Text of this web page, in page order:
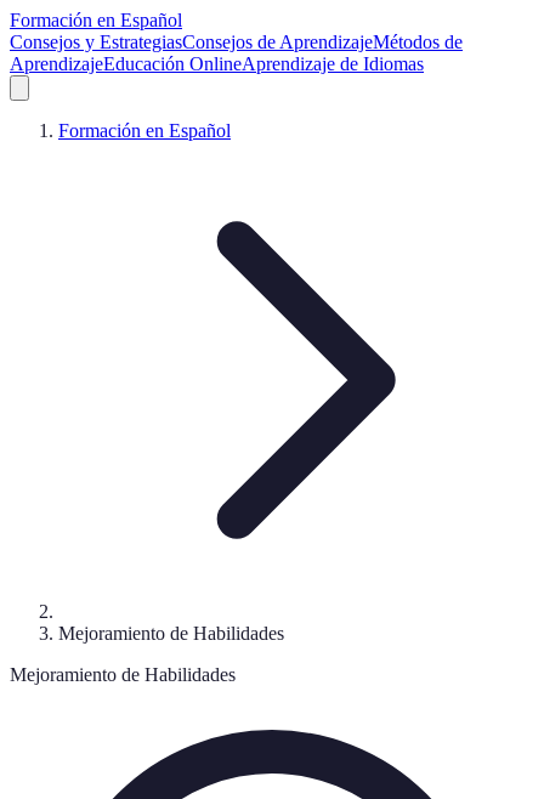
Formación en Español
Consejos y EstrategiasConsejos de AprendizajeMétodos de
AprendizajeEducación OnlineAprendizaje de Idiomas
Formación en Español
Mejoramiento de Habilidades
Mejoramiento de Habilidades